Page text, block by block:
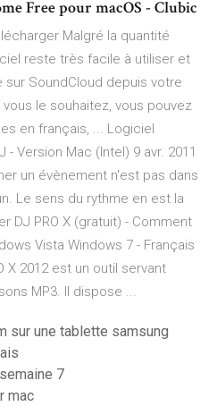
Free pour macOS - Clubic
Malgré la quantité
reste très facile à utiliser et
sur SoundCloud depuis votre
vous le souhaitez, vous pouvez
en français, ... Logiciel
Version Mac (Intel) 9 avr. 2011
un évènement n'est pas dans
Le sens du rythme en est la
DJ PRO X (gratuit) - Comment
Vista Windows 7 - Français
X 2012 est un outil servant
MP3. Il dispose ...
sur une tablette samsung
7
mac